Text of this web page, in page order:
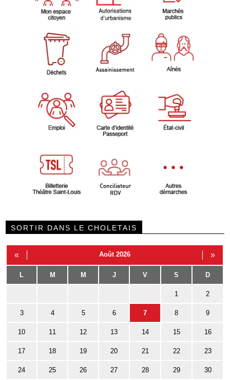
SORTIR DANS LE CHOLETAIS
« Août 2026 »
L M M J V S D
1 2
3 4 5 6 7 8 9
10 11 12 13 14 15 16
17 18 19 20 21 22 23
24 25 26 27 28 29 30